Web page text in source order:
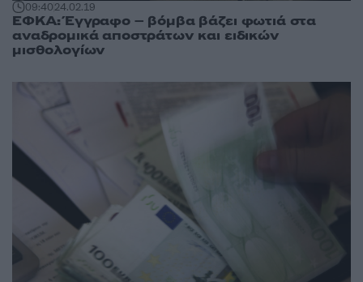
09:4024.02.19
ΕΦΚΑ: Έγγραφο – βόμβα βάζει φωτιά στα
αναδρομικά αποστράτων και ειδικών
μισθολογίων